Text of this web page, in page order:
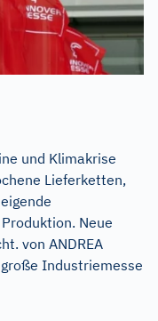
und Klimakrise
Lieferketten,
Neue
von ANDREA
Industriemesse